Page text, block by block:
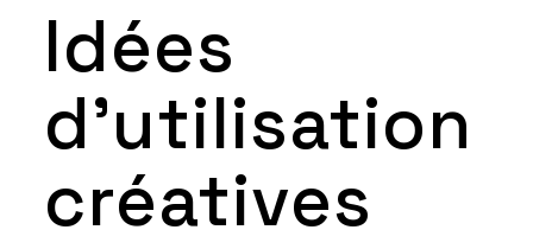
Idées
d’utilisation
créatives